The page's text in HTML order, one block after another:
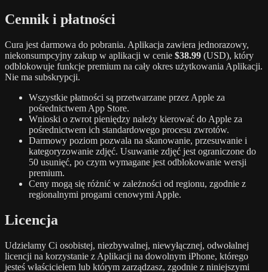
Cennik i płatności
Cura jest darmowa do pobrania. Aplikacja zawiera jednorazowy,
niekonsumpcyjny zakup w aplikacji w cenie $38.99 (USD), który
odblokowuje funkcje premium na cały okres użytkowania Aplikacji.
Nie ma subskrypcji.
Wszystkie płatności są przetwarzane przez Apple za
pośrednictwem App Store.
Wnioski o zwrot pieniędzy należy kierować do Apple za
pośrednictwem ich standardowego procesu zwrotów.
Darmowy poziom pozwala na skanowanie, przesuwanie i
kategoryzowanie zdjęć. Usuwanie zdjęć jest ograniczone do
50 usunięć, po czym wymagane jest odblokowanie wersji
premium.
Ceny mogą się różnić w zależności od regionu, zgodnie z
regionalnymi progami cenowymi Apple.
Licencja
Udzielamy Ci osobistej, niezbywalnej, niewyłącznej, odwołalnej
licencji na korzystanie z Aplikacji na dowolnym iPhone, którego
jesteś właścicielem lub którym zarządzasz, zgodnie z niniejszymi